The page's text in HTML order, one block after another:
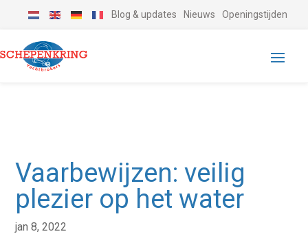
Blog & updates Nieuws Openingstijden
Vaarbewijzen: veilig
plezier op het water
jan 8, 2022